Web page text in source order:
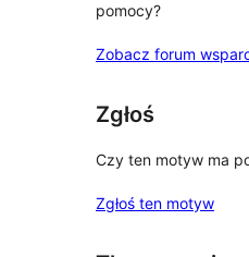
pomocy?
Zobacz forum
Zgłoś
Czy ten motyw ma
Zgłoś ten motyw